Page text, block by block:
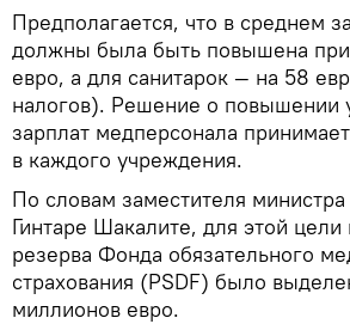
Предполагается, что в среднем
должны была быть повышена
евро, а для санитарок — на 58
налогов). Решение о повышении
зарплат медперсонала
в каждого учреждения.
По словам заместителя
Гинтаре Шакалите, для этой
резерва Фонда обязательного
страхования (PSDF) было
миллионов евро.